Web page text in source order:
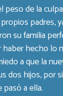
peso de la
padres,
su familia
haber hecho lo
a que la
dos hijos, por
a ella.